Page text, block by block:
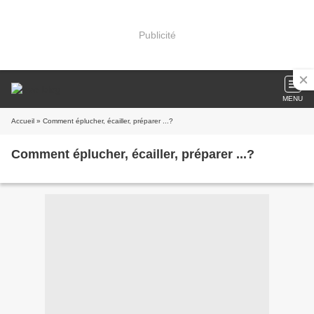
Publicité
MENU
Accueil » Comment éplucher, écailler, préparer ...?
Comment éplucher, écailler, préparer ...?